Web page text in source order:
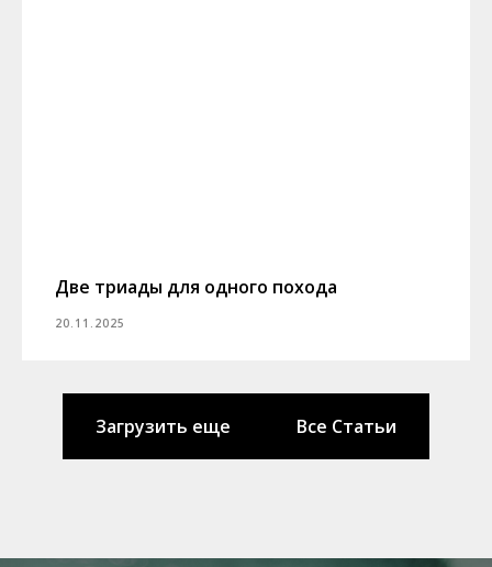
Две триады для одного похода
20.11.2025
Загрузить еще Все Статьи